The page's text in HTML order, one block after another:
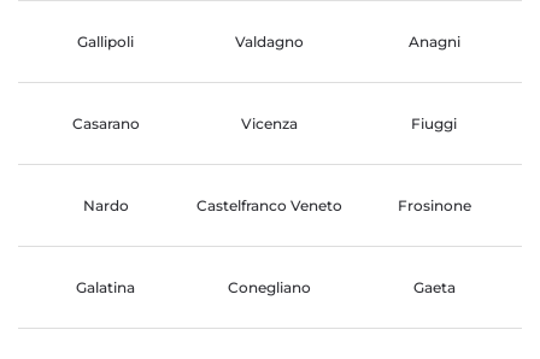
Gallipoli Valdagno Anagni
Casarano Vicenza Fiuggi
Nardo Castelfranco Veneto Frosinone
Galatina Conegliano Gaeta